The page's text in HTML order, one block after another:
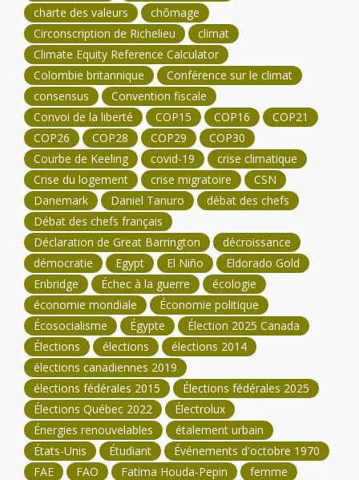
charte des valeurs
chômage
Circonscription de Richelieu
climat
Climate Equity Reference Calculator
Colombie britannique
Conférence sur le climat
consensus
Convention fiscale
Convoi de la liberté
COP15 COP16
COP21
COP26
COP28 COP29
COP30
Courbe de Keeling
covid-19
crise climatique
Crise du logement
crise migratoire
CSN
Danemark
Daniel Tanuro
débat des chefs
Débat des chefs français
Déclaration de Great Barrington
décroissance
démocratie
Egypt El Niño
Eldorado Gold
Enbridge
Échec à la guerre
écologie
économie mondiale
Économie politique
Écosocialisme
Égypte
Élection 2025 Canada
Élections
élections
élections 2014
élections canadiennes 2019
élections fédérales 2015
Élections fédérales 2025
Élections Québec 2022
Électrolux
Énergies renouvelables
étalement urbain
États-Unis
Étudiant
Événements d'octobre 1970
FAE
FAO Fatima Houda-Pepin
femme